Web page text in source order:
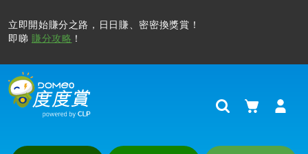
立即開始賺分之路，日日賺、密密換獎賞！
即睇 賺分攻略 ！
Search購物車